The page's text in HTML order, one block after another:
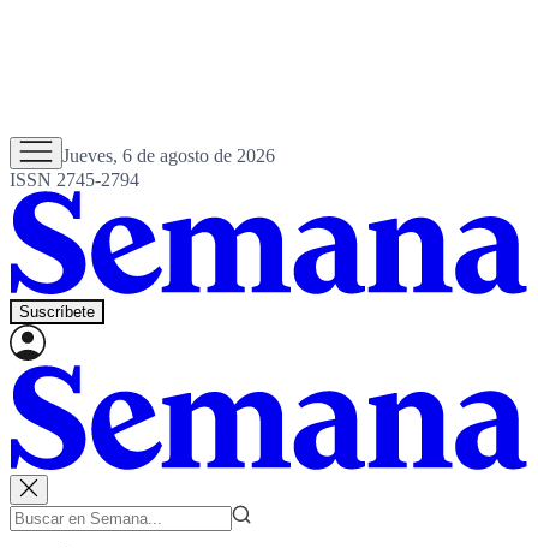
Jueves, 6 de agosto de 2026
ISSN 2745-2794
Suscríbete